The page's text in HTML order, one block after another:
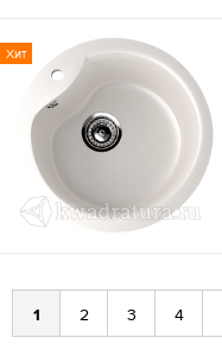
Хит
1 2 3 4